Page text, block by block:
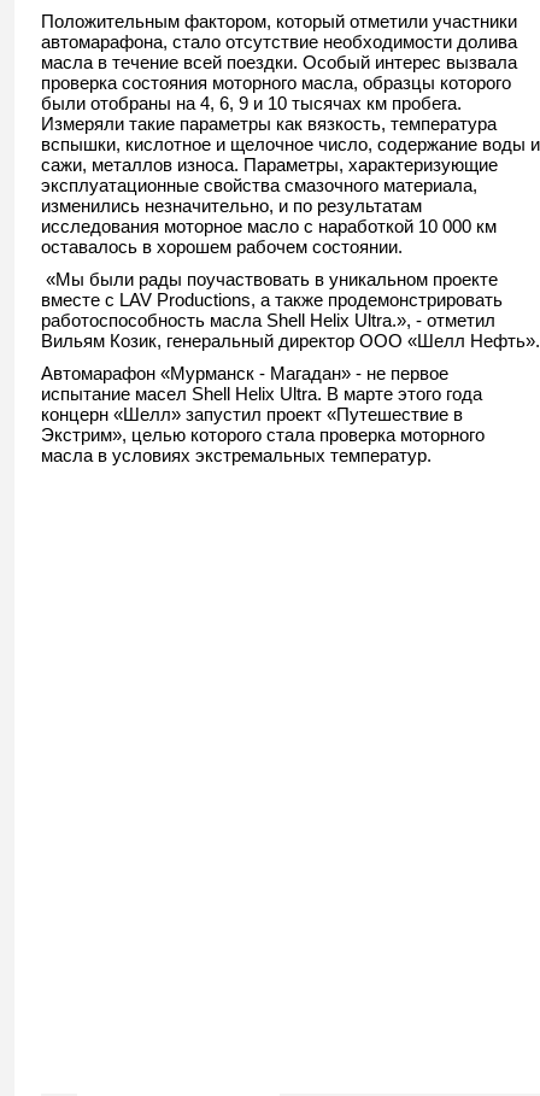
Положительным фактором, который отметили участники
автомарафона, стало отсутствие необходимости долива
масла в течение всей поездки. Особый интерес вызвала
проверка состояния моторного масла, образцы которого
были отобраны на 4, 6, 9 и 10 тысячах км пробега.
Измеряли такие параметры как вязкость, температура
вспышки, кислотное и щелочное число, содержание воды и
сажи, металлов износа. Параметры, характеризующие
эксплуатационные свойства смазочного материала,
изменились незначительно, и по результатам
исследования моторное масло с наработкой 10 000 км
оставалось в хорошем рабочем состоянии.
«Мы были рады поучаствовать в уникальном проекте
вместе с LAV Productions, а также продемонстрировать
работоспособность масла Shell Helix Ultra.», - отметил
Вильям Козик, генеральный директор ООО «Шелл Нефть».
Автомарафон «Мурманск - Магадан» - не первое
испытание масел Shell Helix Ultra. В марте этого года
концерн «Шелл» запустил проект «Путешествие в
Экстрим», целью которого стала проверка моторного
масла в условиях экстремальных температур.